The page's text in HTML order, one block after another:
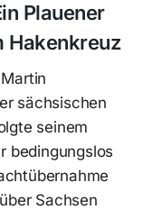
Plauener
Hakenkreuz
sächsischen
seinem
bedingungslos
Sachsen